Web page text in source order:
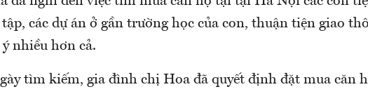
các dự án ở gần trường học của con, thuận tiện giao
nhiều hơn cả.
tìm kiếm, gia đình chị Hoa đã quyết định đặt mua căn